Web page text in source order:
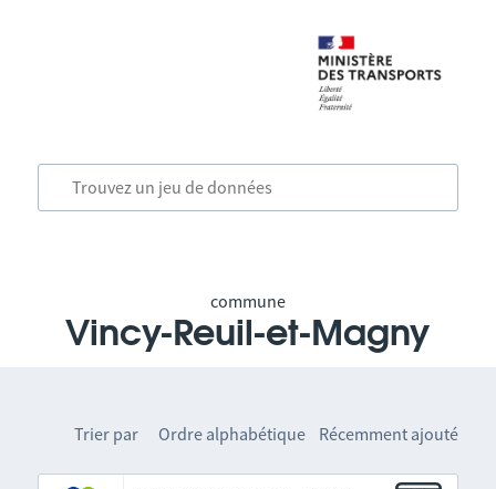
commune
Vincy-Reuil-et-Magny
Trier par Ordre alphabétique Récemment ajouté